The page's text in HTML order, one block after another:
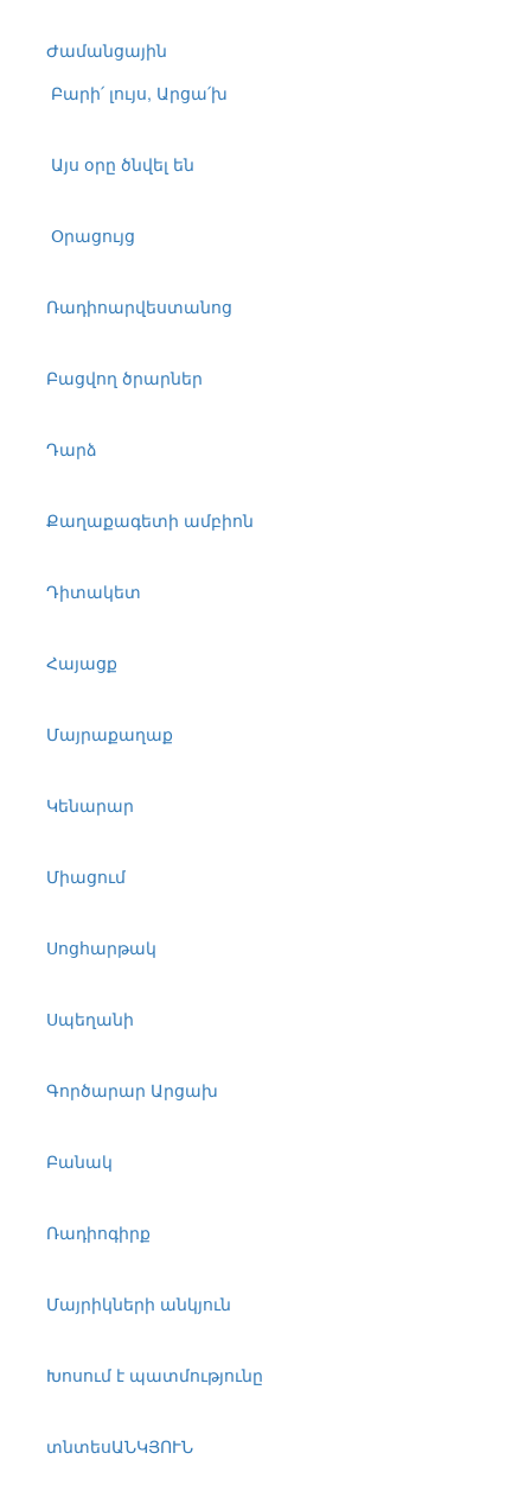
Ժամանցային
Բարի՛ լույս, Արցա՛խ
Այս օրը ծնվել են
Օրացույց
Ռադիոարվեստանոց
Բացվող ծրարներ
Դարձ
Քաղաքագետի ամբիոն
Դիտակետ
Հայացք
Մայրաքաղաք
Կենարար
Միացում
Սոցհարթակ
Սպեղանի
Գործարար Արցախ
Բանակ
Ռադիոգիրք
Մայրիկների անկյուն
Խոսում է պատմությունը
տնտեսԱՆԿՅՈՒՆ